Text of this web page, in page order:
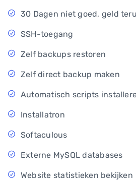
30 Dagen niet goed, geld
SSH-toegang
Zelf backups restoren
Zelf direct backup maken
Automatisch scripts
Installatron
Softaculous
Externe MySQL databases
Website statistieken bekijken